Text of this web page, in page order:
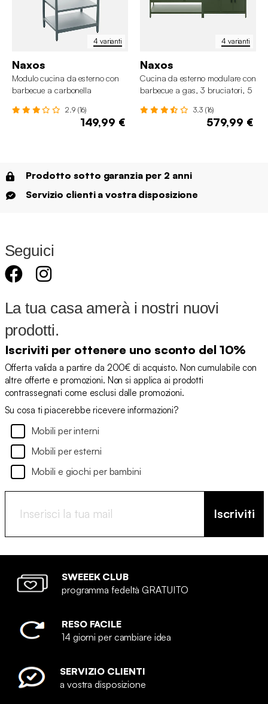
4 varianti
Naxos
Modulo cucina da esterno con
barbecue a carbonella
2.9 (16)
149,99 €
4 varianti
Naxos
Cucina da esterno modulare con
barbecue a gas, 3 bruciatori, 5
3.3 (16)
579,99 €
Prodotto sotto garanzia per 2 anni
Servizio clienti a vostra disposizione
Seguici
La tua casa amerà i nostri nuovi
prodotti.
Iscriviti per ottenere uno sconto del 10%
Offerta valida a partire da 200€ di acquisto. Non cumulabile con
altre offerte e promozioni. Non si applica ai prodotti
contrassegnati come esclusi dalle promozioni.
Su cosa ti piacerebbe ricevere informazioni?
Mobili per interni
Mobili per esterni
Mobili e giochi per bambini
Iscriviti
SWEEEK CLUB
programma fedeltà GRATUITO
RESO FACILE
14 giorni per cambiare idea
SERVIZIO CLIENTI
a vostra disposizione